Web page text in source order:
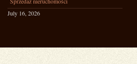
July 16, 2026